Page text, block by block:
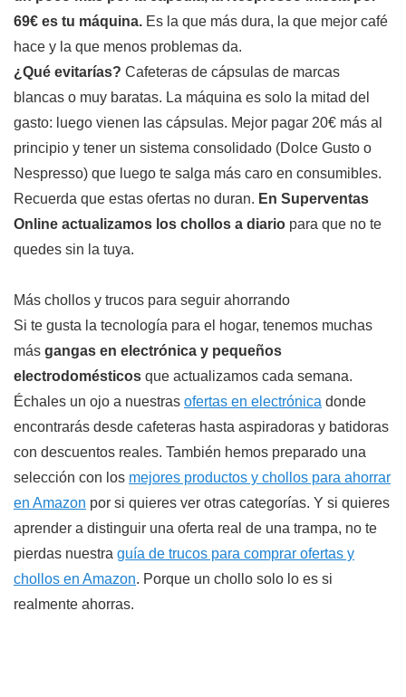
69€ es tu máquina. Es la que más dura, la que mejor café
hace y la que menos problemas da.
¿Qué evitarías? Cafeteras de cápsulas de marcas
blancas o muy baratas. La máquina es solo la mitad del
gasto: luego vienen las cápsulas. Mejor pagar 20€ más al
principio y tener un sistema consolidado (Dolce Gusto o
Nespresso) que luego te salga más caro en consumibles.
Recuerda que estas ofertas no duran. En Superventas
Online actualizamos los chollos a diario para que no te
quedes sin la tuya.
Más chollos y trucos para seguir ahorrando
Si te gusta la tecnología para el hogar, tenemos muchas
más gangas en electrónica y pequeños
electrodomésticos que actualizamos cada semana.
Échales un ojo a nuestras ofertas en electrónica donde
encontrarás desde cafeteras hasta aspiradoras y batidoras
con descuentos reales. También hemos preparado una
selección con los mejores productos y chollos para ahorrar
en Amazon por si quieres ver otras categorías. Y si quieres
aprender a distinguir una oferta real de una trampa, no te
pierdas nuestra guía de trucos para comprar ofertas y
chollos en Amazon. Porque un chollo solo lo es si
realmente ahorras.